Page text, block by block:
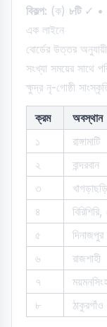
বিকল্প: (ক) ৮টি✓ •
এক লাইনে
বোর্ডের উত্তর অনুযায়ী
সংখ্যা সময়ের সাথে
ক্ষুদ্র নৃ-গোষ্ঠী
ক্রম অবস্থান
১
রাঙ্গামাটি
২
বান্দরবান
৩
খাগড়াছড়ি
৪
৫
দিনাজপুর
৬
রাজশাহী
৭
৮
ঠাকুরগাঁও